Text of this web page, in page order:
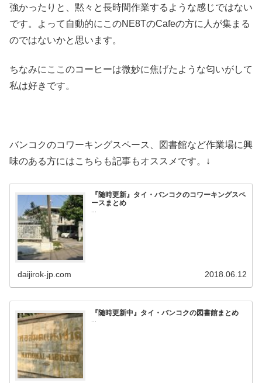
強かったりと、黙々と長時間作業するような感じではない
です。よって自動的にこのNE8TのCafeの方に人が集まる
のではないかと思います。
ちなみにここのコーヒーは微妙に焦げたような匂いがして
私は好きです。
バンコクのコワーキングスペース、図書館など作業場に興
味のある方にはこちらも記事もオススメです。↓
『随時更新』タイ・バンコクのコワーキングスペ
ースまとめ
daijirok-jp.com 2018.06.12
『随時更新中』タイ・バンコクの図書館まとめ